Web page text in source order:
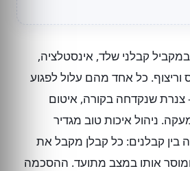
קבלני שלד, אינסטלציה,
וריצוף. כל אחד מהם עלול לפגוע
שנקדחה בקורה, איטום
ניהול איכות טוב מגדיר
בין קבלנים: כל קבלן מקבל את
אותו במצב מתועד. ההסכמה